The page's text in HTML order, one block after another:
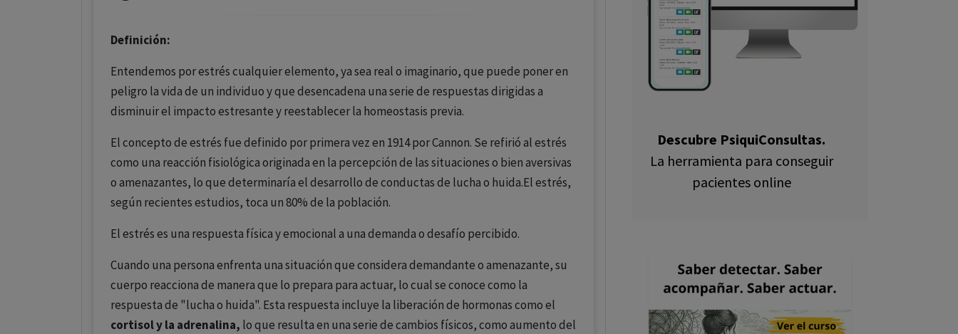
Definición:
Entendemos por estrés cualquier elemento, ya sea real o imaginario, que puede poner en
peligro la vida de un individuo y que desencadena una serie de respuestas dirigidas a
disminuir el impacto estresante y reestablecer la homeostasis previa.
El concepto de estrés fue definido por primera vez en 1914 por Cannon. Se refirió al estrés
como una reacción fisiológica originada en la percepción de las situaciones o bien aversivas
o amenazantes, lo que determinaría el desarrollo de conductas de lucha o huida.El estrés,
según recientes estudios, toca un 80% de la población.
El estrés es una respuesta física y emocional a una demanda o desafío percibido.
Cuando una persona enfrenta una situación que considera demandante o amenazante, su
cuerpo reacciona de manera que lo prepara para actuar, lo cual se conoce como la
respuesta de "lucha o huida". Esta respuesta incluye la liberación de hormonas como el
cortisol y la adrenalina, lo que resulta en una serie de cambios físicos, como aumento del
Descubre PsiquiConsultas.
La herramienta para conseguir
pacientes online